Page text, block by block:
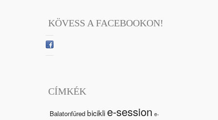
KÖVESS A FACEBOOKON!
CÍMKÉK
Balatonfüred bicikli e-session e-